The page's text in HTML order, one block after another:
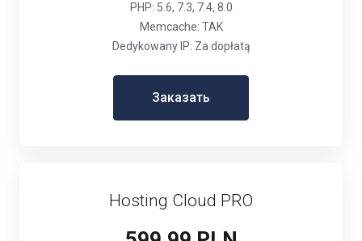
PHP: 5.6, 7.3, 7.4, 8.0
Memcache: TAK
Dedykowany IP: Za dopłatą
Заказать
Hosting Cloud PRO